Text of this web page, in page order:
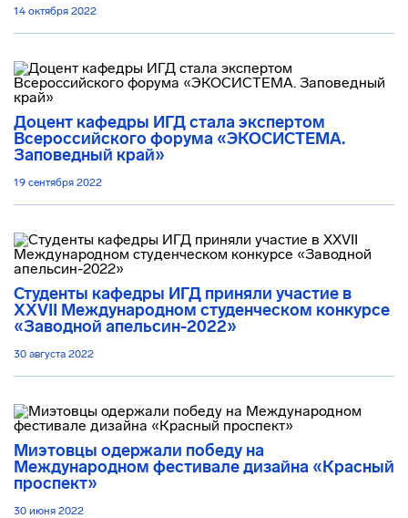
14 октября 2022
Доцент кафедры ИГД стала экспертом
Всероссийского форума «ЭКОСИСТЕМА.
Заповедный край»
19 сентября 2022
Студенты кафедры ИГД приняли участие в
XXVII Международном студенческом конкурсе
«Заводной апельсин-2022»
30 августа 2022
Миэтовцы одержали победу на
Международном фестивале дизайна «Красный
проспект»
30 июня 2022